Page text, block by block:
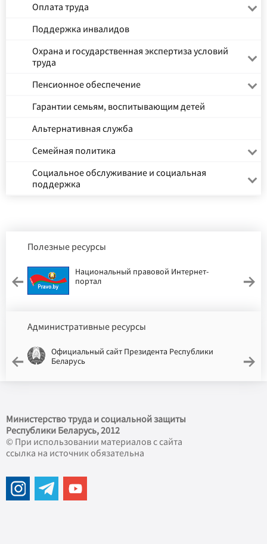
Оплата труда
Поддержка инвалидов
Охрана и государственная экспертиза условий
труда
Пенсионное обеспечение
Гарантии семьям, воспитывающим детей
Альтернативная служба
Семейная политика
Социальное обслуживание и социальная
поддержка
Полезные ресурсы
Национальный правовой Интернет-
портал
Административные ресурсы
Официальный сайт Президента Республики
Беларусь
Министерство труда и социальной защиты
Республики Беларусь, 2012
© При использовании материалов с сайта
ссылка на источник обязательна